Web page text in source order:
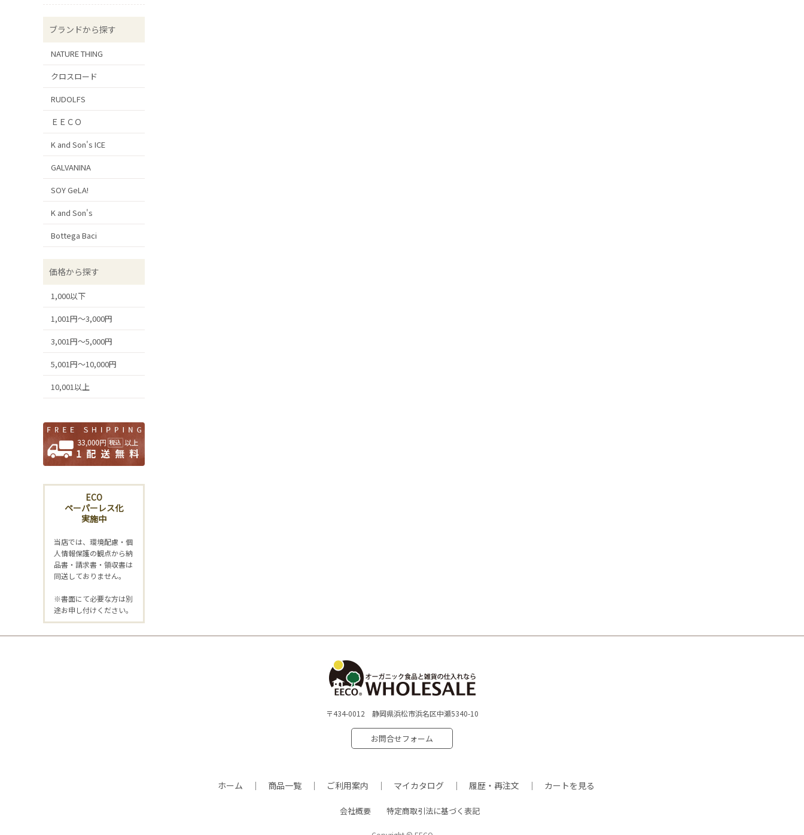
ブランドから探す
NATURE THING
クロスロード
RUDOLFS
ＥＥＣＯ
K and Son's ICE
GALVANINA
SOY GeLA!
K and Son's
Bottega Baci
価格から探す
1,000以下
1,001円～3,000円
3,001円～5,000円
5,001円～10,000円
10,001以上
ECO
ペーパーレス化
実施中
当店では、環境配慮・個
人情報保護の観点から納
品書・請求書・領収書は
同送しておりません。
※書面にて必要な方は別
途お申し付けください。
〒434-0012 静岡県浜松市浜名区中瀬5340-10
お問合せフォーム
ホーム 商品一覧 ご利用案内 マイカタログ 履歴・再注文 カートを見る
会社概要 特定商取引法に基づく表記